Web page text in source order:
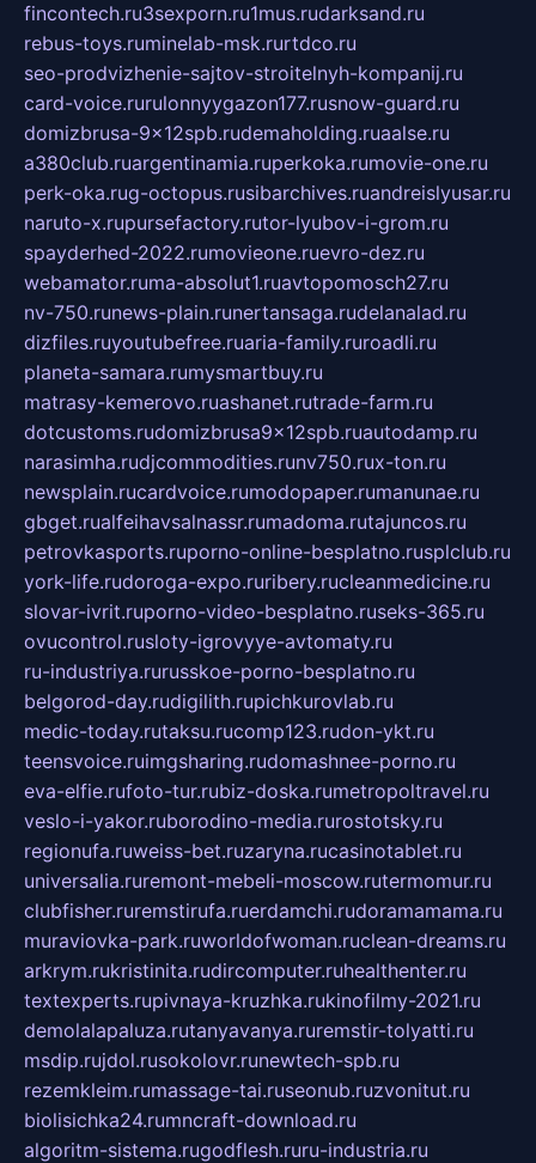
fincontech.ru3sexporn.ru1mus.rudarksand.ru
rebus-toys.ruminelab-msk.rurtdco.ru
seo-prodvizhenie-sajtov-stroitelnyh-kompanij.ru
card-voice.rurulonnyygazon177.rusnow-guard.ru
domizbrusa-9x12spb.rudemaholding.ruaalse.ru
a380club.ruargentinamia.ruperkoka.rumovie-one.ru
perk-oka.rug-octopus.rusibarchives.ruandreislyusar.ru
naruto-x.rupursefactory.rutor-lyubov-i-grom.ru
spayderhed-2022.rumovieone.ruevro-dez.ru
webamator.ruma-absolut1.ruavtopomosch27.ru
nv-750.runews-plain.runertansaga.rudelanalad.ru
dizfiles.ruyoutubefree.ruaria-family.ruroadli.ru
planeta-samara.rumysmartbuy.ru
matrasy-kemerovo.ruashanet.rutrade-farm.ru
dotcustoms.rudomizbrusa9x12spb.ruautodamp.ru
narasimha.rudjcommodities.runv750.rux-ton.ru
newsplain.rucardvoice.rumodopaper.rumanunae.ru
gbget.rualfeihavsalnassr.rumadoma.rutajuncos.ru
petrovkasports.ruporno-online-besplatno.rusplclub.ru
york-life.rudoroga-expo.ruribery.rucleanmedicine.ru
slovar-ivrit.ruporno-video-besplatno.ruseks-365.ru
ovucontrol.rusloty-igrovyye-avtomaty.ru
ru-industriya.rurusskoe-porno-besplatno.ru
belgorod-day.rudigilith.rupichkurovlab.ru
medic-today.rutaksu.rucomp123.rudon-ykt.ru
teensvoice.ruimgsharing.rudomashnee-porno.ru
eva-elfie.rufoto-tur.rubiz-doska.rumetropoltravel.ru
veslo-i-yakor.ruborodino-media.rurostotsky.ru
regionufa.ruweiss-bet.ruzaryna.rucasinotablet.ru
universalia.ruremont-mebeli-moscow.rutermomur.ru
clubfisher.ruremstirufa.ruerdamchi.rudoramamama.ru
muraviovka-park.ruworldofwoman.ruclean-dreams.ru
arkrym.rukristinita.rudircomputer.ruhealthenter.ru
textexperts.rupivnaya-kruzhka.rukinofilmy-2021.ru
demolalapaluza.rutanyavanya.ruremstir-tolyatti.ru
msdip.rujdol.rusokolovr.runewtech-spb.ru
rezemkleim.rumassage-tai.ruseonub.ruzvonitut.ru
biolisichka24.rumncraft-download.ru
algoritm-sistema.rugodflesh.ruru-industria.ru